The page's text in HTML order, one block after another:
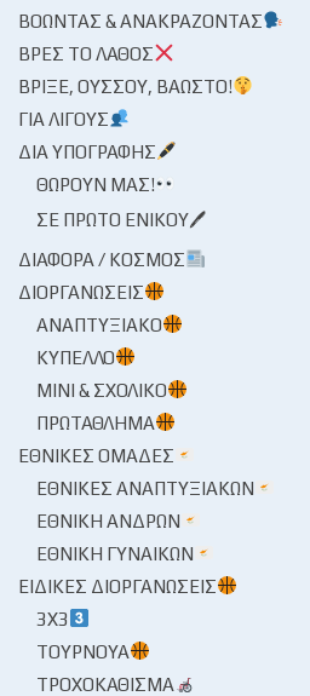
ΒΟΏΝΤΑΣ & ΑΝΑΚΡΆΖΟΝΤΑΣ
ΒΡΕΣ ΤΟ ΛΆΘΟΣ
ΒΡΊΞΕ, ΟΎΣΣΟΥ, ΒΆΩΣΤΟ!
ΓΙΑ ΛΊΓΟΥΣ
ΔΙΑ ΥΠΟΓΡΑΦΉΣ
ΘΩΡΟΎΝ ΜΑΣ!
ΣΕ ΠΡΏΤΟ ΕΝΙΚΟΎ🖊
ΔΙΆΦΟΡΑ / ΚΌΣΜΟΣ
ΔΙΟΡΓΑΝΏΣΕΙΣ
ΑΝΑΠΤΥΞΙΑΚΌ
ΚΎΠΕΛΛΟ
ΜΊΝΙ & ΣΧΟΛΙΚΌ
ΠΡΩΤΆΘΛΗΜΑ
ΕΘΝΙΚΈΣ ΟΜΆΔΕΣ
ΕΘΝΙΚΈΣ ΑΝΑΠΤΥΞΙΑΚΏΝ
ΕΘΝΙΚΉ ΑΝΔΡΏΝ
ΕΘΝΙΚΉ ΓΥΝΑΙΚΏΝ
ΕΙΔΙΚΈΣ ΔΙΟΡΓΑΝΏΣΕΙΣ
3X3
ΤΟΥΡΝΟΥΆ
ΤΡΟΧΟΚΆΘΙΣΜΑ